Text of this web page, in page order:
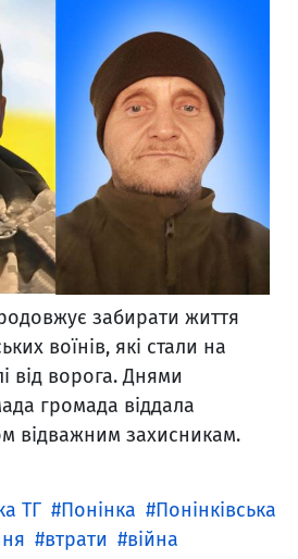
забирати життя
воїнів, які стали на
від ворога. Днями
громада віддала
відважним захисникам.
ТГ Понінка
Понінківська
втрати
війна